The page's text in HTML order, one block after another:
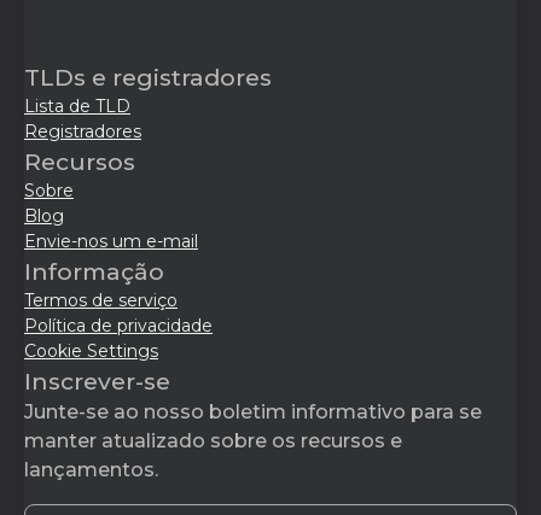
TLDs e registradores
Lista de TLD
Registradores
Recursos
Sobre
Blog
Envie-nos um e-mail
Informação
Termos de serviço
Política de privacidade
Cookie Settings
Inscrever-se
Junte-se ao nosso boletim informativo para se
manter atualizado sobre os recursos e
lançamentos.